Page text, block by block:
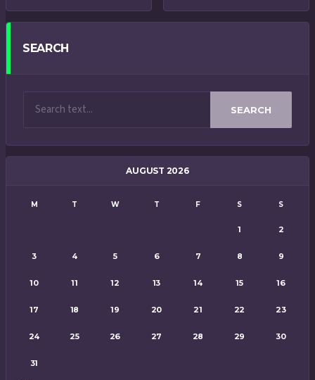
SEARCH
SEARCH
AUGUST 2026
M T W T F S S
1 2
3 4 5 6 7 8 9
10 11 12 13 14 15 16
17 18 19 20 21 22 23
24 25 26 27 28 29 30
31